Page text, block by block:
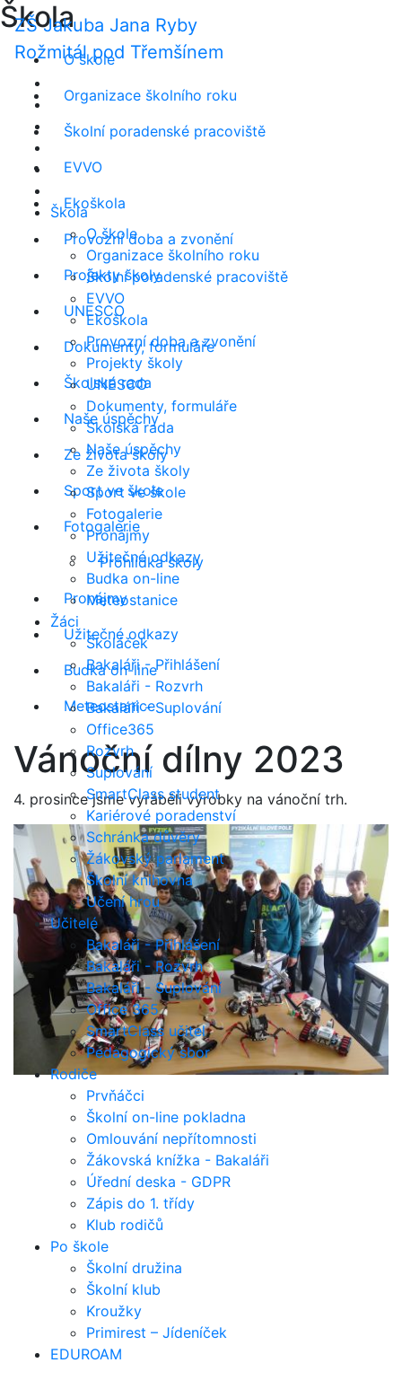
ZŠ Jakuba Jana Ryby
Rožmitál pod Třemšínem
Škola
O škole
Organizace školního roku
Školní poradenské pracoviště
EVVO
Ekoškola
Provozní doba a zvonění
Projekty školy
UNESCO
Dokumenty, formuláře
Školská rada
Naše úspěchy
Ze života školy
Sport ve škole
Fotogalerie
Pronájmy
Užitečné odkazy
Budka on-line
Meteostanice
Žáci
Školáček
Bakaláři - Přihlášení
Bakaláři - Rozvrh
Bakaláři - Suplování
Office365
Rozvrh
Suplování
SmartClass student
Kariérové poradenství
Schránka důvěry
Žákovský parlament
Školní knihovna
Učení hrou
Učitelé
Bakaláři - Přihlášení
Bakaláři - Rozvrh
Bakaláři - Suplování
Office 365
SmartClass učitel
Pedagogický sbor
Rodiče
Prvňáčci
Školní on-line pokladna
Omlouvání nepřítomnosti
Žákovská knížka - Bakaláři
Úřední deska - GDPR
Zápis do 1. třídy
Klub rodičů
Po škole
Školní družina
Školní klub
Kroužky
Primirest – Jídeníček
EDUROAM
Škola
O škole
Organizace školního roku
Školní poradenské pracoviště
EVVO
Ekoškola
Provozní doba a zvonění
Projekty školy
UNESCO
Dokumenty, formuláře
Školská rada
Naše úspěchy
Ze života školy
Sport ve škole
Fotogalerie
Prohlídka školy
Pronájmy
Užitečné odkazy
Budka on-line
Meteostanice
Vánoční dílny 2023
4. prosince jsme vyráběli výrobky na vánoční trh.